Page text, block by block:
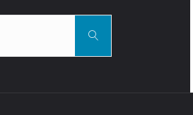
Rechercher